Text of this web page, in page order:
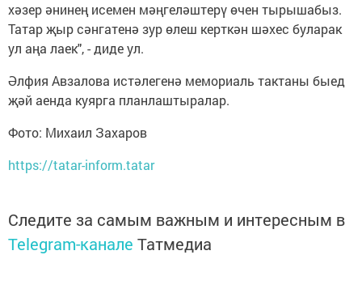
хәзер әнинең исемен мәңгеләштерү өчен тырышабыз.
Татар җыр сәнгатенә зур өлеш керткән шәхес буларак
ул аңа лаек", - диде ул.
Әлфия Авзалова истәлегенә мемориаль тактаны быед
җәй аенда куярга планлаштыралар.
Фото: Михаил Захаров
https://tatar-inform.tatar
Следите за самым важным и интересным в
Telegram-канале Татмедиа